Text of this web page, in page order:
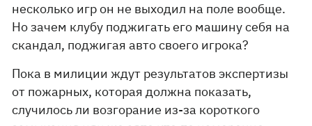
несколько игр он не выходил на поле вообще.
Но зачем клубу поджигать его машину себя на
скандал, поджигая авто своего игрока?
Пока в милиции ждут результатов экспертизы
от пожарных, которая должна показать,
случилось ли возгорание из-за короткого